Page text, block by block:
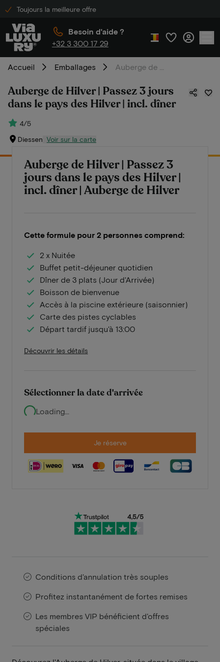
Toujours la meilleure offre
Besoin d'aide ?
+32 3 300 17 29
Accueil Emballages
Auberge de Hilver | Passez 3 jours
dans le pays des Hilver | incl. dîner
4/5
Diessen Voir sur la carte
Auberge de Hilver | Passez 3
jours dans le pays des Hilver |
incl. dîner | Auberge de Hilver
Cette formule pour 2 personnes comprend:
2 x Nuitée
Buffet petit-déjeuner quotidien
Dîner de 3 plats (Jour d'Arrivée)
Boisson de bienvenue
Accès à la piscine extérieure (saisonnier)
Carte des pistes cyclables
Départ tardif jusqu'à 13:00
Découvrir les détails
Sélectionner la date d'arrivée
Loading...
Je réserve
Conditions d'annulation très souples
Profitez instantanément de fortes remises
Les membres VIP bénéficient d'offres
spéciales